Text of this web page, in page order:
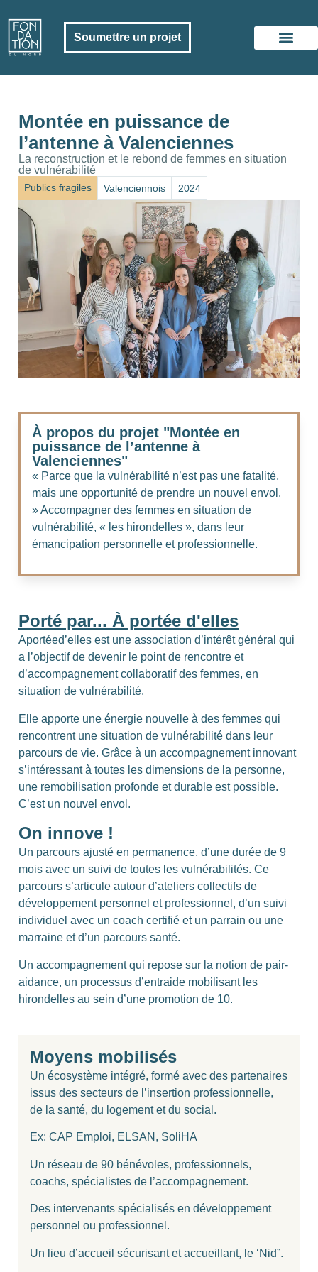
Soumettre un projet
Montée en puissance de
l’antenne à Valenciennes
La reconstruction et le rebond de femmes en situation
de vulnérabilité
Publics fragiles Valenciennois 2024
À propos du projet "Montée en
puissance de l’antenne à
Valenciennes"
« Parce que la vulnérabilité n’est pas une fatalité,
mais une opportunité de prendre un nouvel envol.
» Accompagner des femmes en situation de
vulnérabilité, « les hirondelles », dans leur
émancipation personnelle et professionnelle.
Porté par... À portée d'elles
Aportéed’elles est une association d’intérêt général qui
a l’objectif de devenir le point de rencontre et
d’accompagnement collaboratif des femmes, en
situation de vulnérabilité.
Elle apporte une énergie nouvelle à des femmes qui
rencontrent une situation de vulnérabilité dans leur
parcours de vie. Grâce à un accompagnement innovant
s’intéressant à toutes les dimensions de la personne,
une remobilisation profonde et durable est possible.
C’est un nouvel envol.
On innove !
Un parcours ajusté en permanence, d’une durée de 9
mois avec un suivi de toutes les vulnérabilités. Ce
parcours s’articule autour d’ateliers collectifs de
développement personnel et professionnel, d’un suivi
individuel avec un coach certifié et un parrain ou une
marraine et d’un parcours santé.
Un accompagnement qui repose sur la notion de pair-
aidance, un processus d’entraide mobilisant les
hirondelles au sein d’une promotion de 10.
Moyens mobilisés
Un écosystème intégré, formé avec des partenaires
issus des secteurs de l’insertion professionnelle,
de la santé, du logement et du social.
Ex: CAP Emploi, ELSAN, SoliHA
Un réseau de 90 bénévoles, professionnels,
coachs, spécialistes de l’accompagnement.
Des intervenants spécialisés en développement
personnel ou professionnel.
Un lieu d’accueil sécurisant et accueillant, le ‘Nid”.